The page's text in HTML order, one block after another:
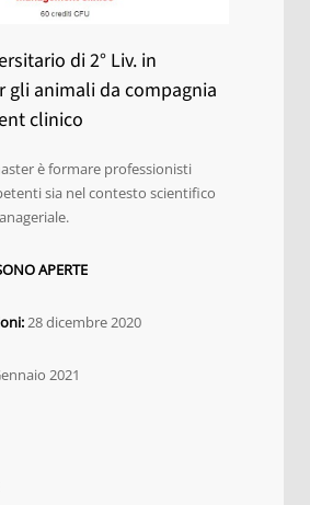
di 2° Liv. in
gli animali da compagnia
clinico
è formare professionisti
sia nel contesto scientifico
APERTE
28 dicembre 2020
2021